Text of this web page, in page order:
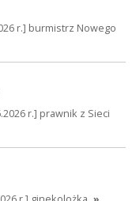
r.] burmistrz Nowego
r.] prawnik z Sieci